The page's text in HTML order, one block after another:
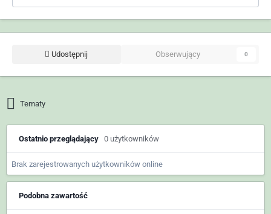
Udostępnij Obserwujący 0
Tematy
Ostatnio przeglądający 0 użytkowników
Brak zarejestrowanych użytkowników online
Podobna zawartość